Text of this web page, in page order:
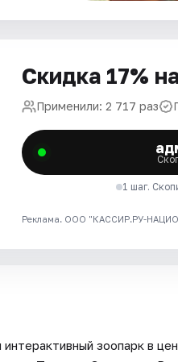
Скидка 17%
Применили: 2 717 раз
1 шаг.
Реклама. ООО "КАССИР.РУ-
зоопарк в